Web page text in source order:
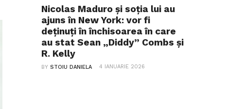
Nicolas Maduro și soția lui au
ajuns în New York: vor fi
deținuți în închisoarea în care
au stat Sean „Diddy” Combs și
R. Kelly
BYSTOIU DANIELA 4 IANUARIE 2026